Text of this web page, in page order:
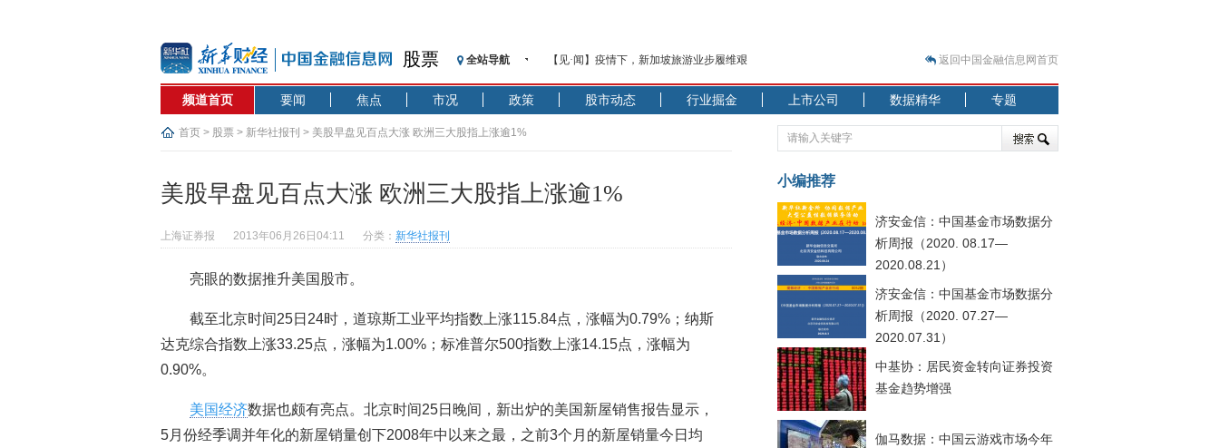
股票 全站导航
【见·闻】疫情下，新加坡旅游业步履维艰
记者手记：疫情下的香港零售业如何浴火重生？
【见·闻】疫情下一家香港传统零售商的转型突围之旅
济安金信：中国基金市场数据分析周报（2020. 07.27—2020.07.31）
【新华财经调查】同业存单、结构性存款玩起“跷跷板” 结构性失衡藏
央行公开市场净投放300亿元 短端资金利率明显下行
基本面及股市双轮冲击 债市回调十年期债表现最弱
沥青期货连续两日涨逾3% 沪银及两粕涨势喜人
恒生聚源：北斗收官之星发射成功，全产业链解析
返回中国金融信息网首页
频道首页 要闻 焦点 市况 政策 股市动态 行业掘金 上市公司 数据精华 专题
首页 > 股票 > 新华社报刊 > 美股早盘见百点大涨 欧洲三大股指上涨逾1%
美股早盘见百点大涨 欧洲三大股指上涨逾1%
上海证券报 2013年06月26日04:11 分类： 新华社报刊
亮眼的数据推升美国股市。
截至北京时间25日24时，道琼斯工业平均指数上涨115.84点，涨幅为0.79%；纳斯
达克综合指数上涨33.25点，涨幅为1.00%；标准普尔500指数上涨14.15点，涨幅为
0.90%。
美国经济数据也颇有亮点。北京时间25日晚间，新出炉的美国新屋销售报告显示，
5月份经季调并年化的新屋销量创下2008年中以来之最，之前3个月的新屋销量今日均
小编推荐
济安金信：中国基金市场数据分
析周报（2020. 08.17—
2020.08.21）
济安金信：中国基金市场数据分
析周报（2020. 07.27—
2020.07.31）
中基协：居民资金转向证券投资
基金趋势增强
伽马数据：中国云游戏市场今年